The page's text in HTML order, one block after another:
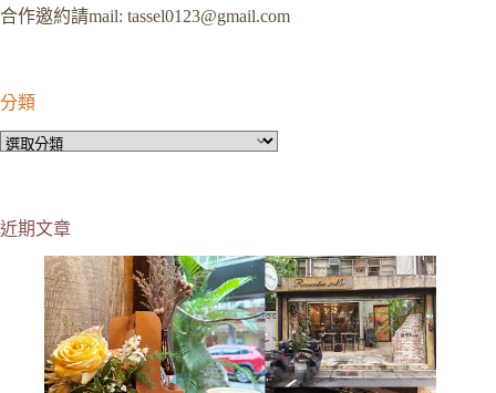
合作邀約請mail: tassel0123@gmail.com
分類
分
近期文章